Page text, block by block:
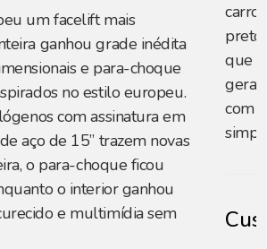
um facelift mais
ganhou grade inédita
e para-choque
no estilo europeu.
com assinatura em
aço de 15” trazem novas
o para-choque ficou
o interior ganhou
e multimídia sem
preto
que
com